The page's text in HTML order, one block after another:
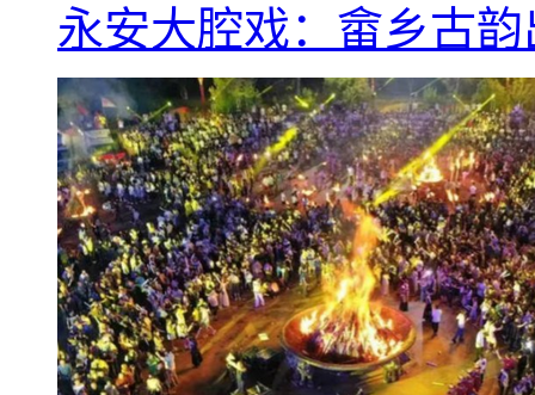
永安大腔戏：畲乡古